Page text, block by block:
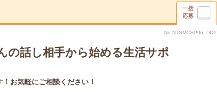
一括
応募
No.NTSMCSP06_DDT
話し相手から始める生活サポ
お気軽にご相談ください！